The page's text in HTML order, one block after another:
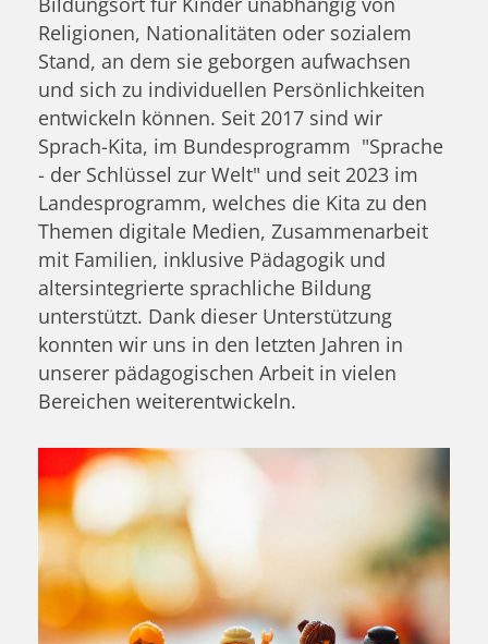
Religionen, Nationalitäten oder sozialem
Stand, an dem sie geborgen aufwachsen
und sich zu individuellen Persönlichkeiten
entwickeln können. Seit 2017 sind wir
Sprach-Kita, im Bundesprogramm "Sprache
- der Schlüssel zur Welt" und seit 2023 im
Landesprogramm, welches die Kita zu den
Themen digitale Medien, Zusammenarbeit
mit Familien, inklusive Pädagogik und
altersintegrierte sprachliche Bildung
unterstützt. Dank dieser Unterstützung
konnten wir uns in den letzten Jahren in
unserer pädagogischen Arbeit in vielen
Bereichen weiterentwickeln.